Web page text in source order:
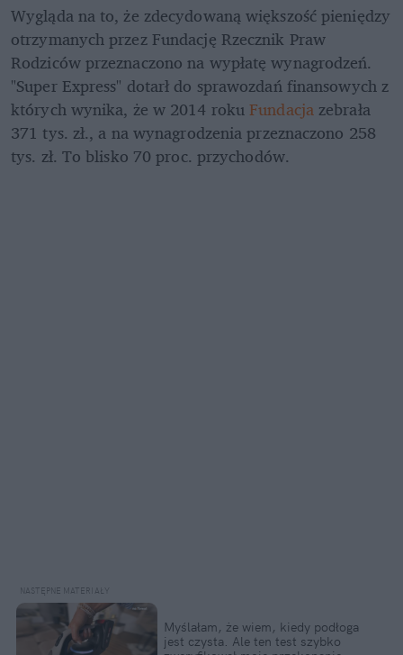
Wygląda na to, że zdecydowaną większość pieniędzy
otrzymanych przez Fundację Rzecznik Praw
Rodziców przeznaczono na wypłatę wynagrodzeń.
"Super Express" dotarł do sprawozdań finansowych z
których wynika, że w 2014 roku Fundacja zebrała
371 tys. zł., a na wynagrodzenia przeznaczono 258
tys. zł. To blisko 70 proc. przychodów.
Myślałam, że wiem, kiedy podłoga
jest czysta. Ale ten test szybko